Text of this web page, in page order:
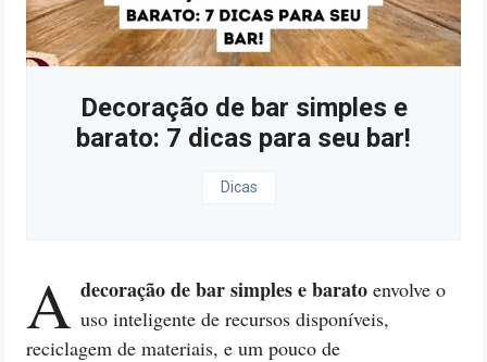
Decoração de bar simples e
barato: 7 dicas para seu bar!
Dicas
A decoração de bar simples e barato envolve o
uso inteligente de recursos disponíveis,
reciclagem de materiais, e um pouco de